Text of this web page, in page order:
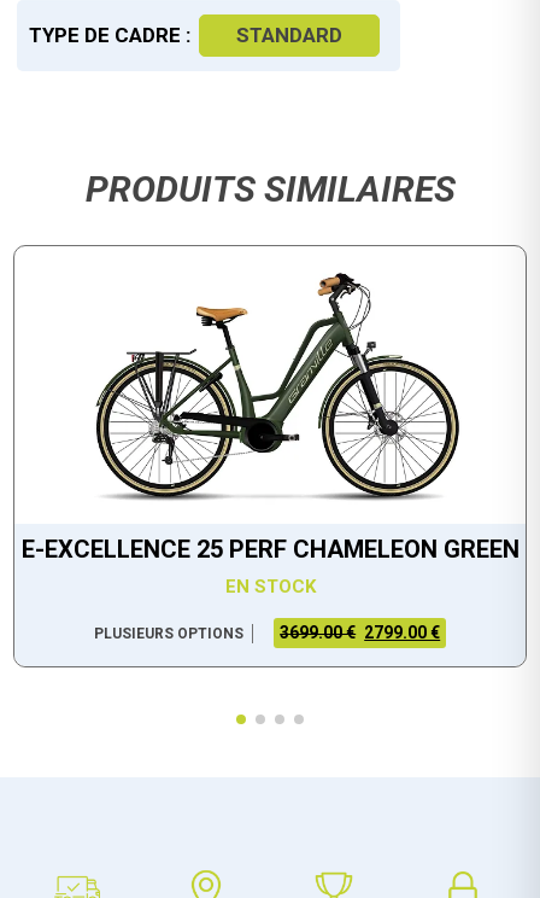
TYPE DE CADRE : STANDARD
PRODUITS SIMILAIRES
E-EXCELLENCE 25 PERF CHAMELEON GREEN
EN STOCK
PLUSIEURS OPTIONS 3699.00 € 2799.00 €